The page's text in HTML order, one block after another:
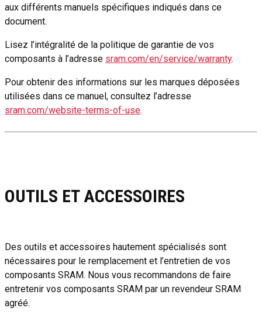
aux différents manuels spécifiques indiqués dans ce
document.
Lisez l’intégralité de la politique de garantie de vos
composants à l’adresse sram.com/en/service/warranty.
Pour obtenir des informations sur les marques déposées
utilisées dans ce manuel, consultez l’adresse
sram.com/website-terms-of-use.
OUTILS ET ACCESSOIRES
Des outils et accessoires hautement spécialisés sont
nécessaires pour le remplacement et l’entretien de vos
composants SRAM. Nous vous recommandons de faire
entretenir vos composants SRAM par un revendeur SRAM
agréé.